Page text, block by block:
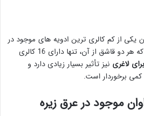
یکی از کم کالری ترین ادویه های موجود در
جهان نام برد؛ به طوری که هر دو قاشق از آن، تنها دارای 16 کالری
لاغری نیز تأثیر بسیار زیادی دارد و
برخوردار است.